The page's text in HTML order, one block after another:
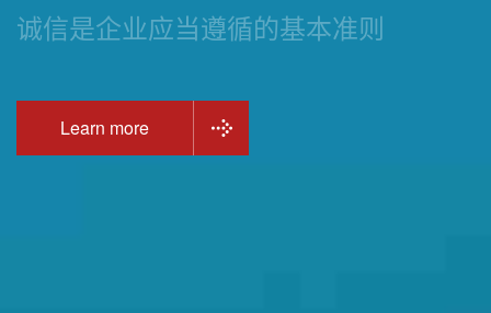
诚信是企业应当遵循的基本准则
Learn more